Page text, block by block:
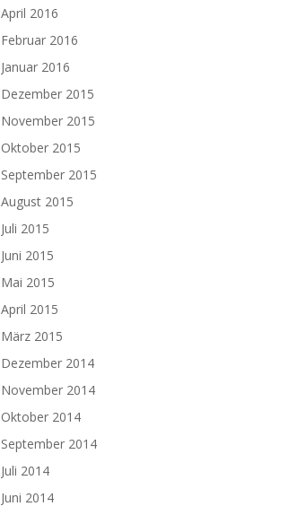
April 2016
Februar 2016
Januar 2016
Dezember 2015
November 2015
Oktober 2015
September 2015
August 2015
Juli 2015
Juni 2015
Mai 2015
April 2015
März 2015
Dezember 2014
November 2014
Oktober 2014
September 2014
Juli 2014
Juni 2014